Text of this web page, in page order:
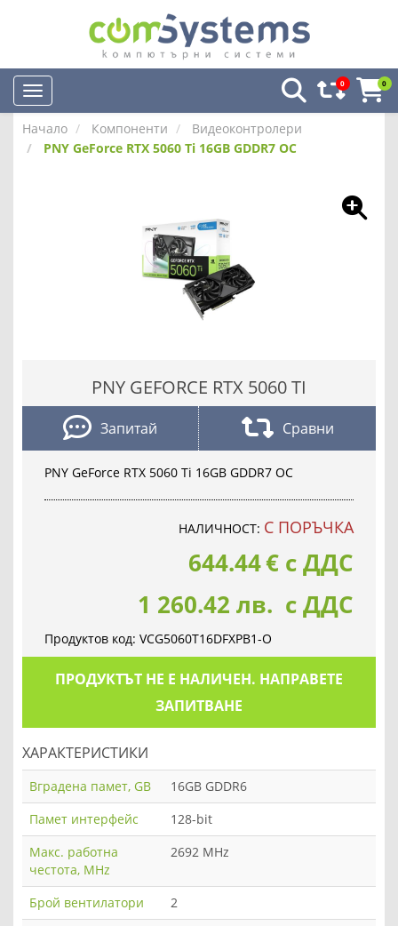
0 0
Начало Компоненти
Видеоконтролери
PNY GeForce RTX 5060 Ti 16GB GDDR7 OC
PNY GEFORCE RTX 5060 TI
Запитай Сравни
PNY GeForce RTX 5060 Ti 16GB GDDR7 OC
НАЛИЧНОСТ: С ПОРЪЧКА
644.44€ с ДДС
1 260.42 лв. с ДДС
Продуктов код: VCG5060T16DFXPB1-O
ПРОДУКТЪТ НЕ Е НАЛИЧЕН. НАПРАВЕТЕ
ЗАПИТВАНЕ
ХАРАКТЕРИСТИКИ
Вградена памет, GB
16GB GDDR6
Памет интерфейс
128-bit
Макс. работна
честота, MHz
2692 MHz
Брой вентилатори
2